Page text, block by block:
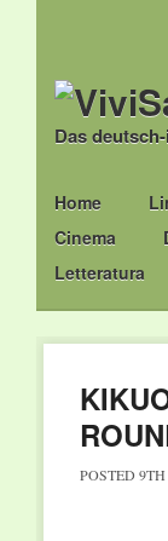
Das
Main menu
Skip
to
content
Home
Cinema
Letteratura
POSTED 9TH